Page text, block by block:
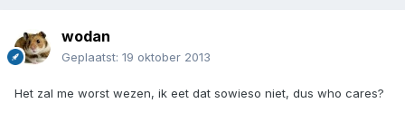
wodan
Geplaatst: 19 oktober 2013
Het zal me worst wezen, ik eet dat sowieso niet, dus who cares?